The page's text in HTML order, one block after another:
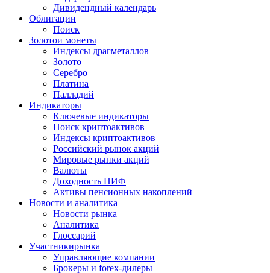
Дивидендный календарь
Облигации
Поиск
Золотои монеты
Индексы драгметаллов
Золото
Серебро
Платина
Палладий
Индикаторы
Ключевые индикаторы
Поиск криптоактивов
Индексы криптоактивов
Российский рынок акций
Мировые рынки акций
Валюты
Доходность ПИФ
Активы пенсионных накоплений
Новости и аналитика
Новости рынка
Аналитика
Глоссарий
Участникирынка
Управляющие компании
Брокеры и forex-дилеры